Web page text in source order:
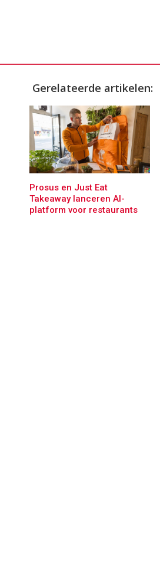
Gerelateerde artikelen:
Prosus en Just Eat
Takeaway lanceren AI-
platform voor restaurants